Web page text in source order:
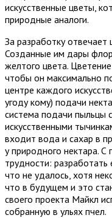
искусствeнныe цвeты,
природные аналоги.
За разработку
Созданные им дары
желтого цвета.
чтобы он максимально
центре каждого
угоду кому) подачи
система подачи пыльцы
искусственными
входит вода и сахар в
у природного нектара.
трудности:
что не удалось, хотя
что в будущем и это
своего проекта Майкл
собранную в ульях пчел.